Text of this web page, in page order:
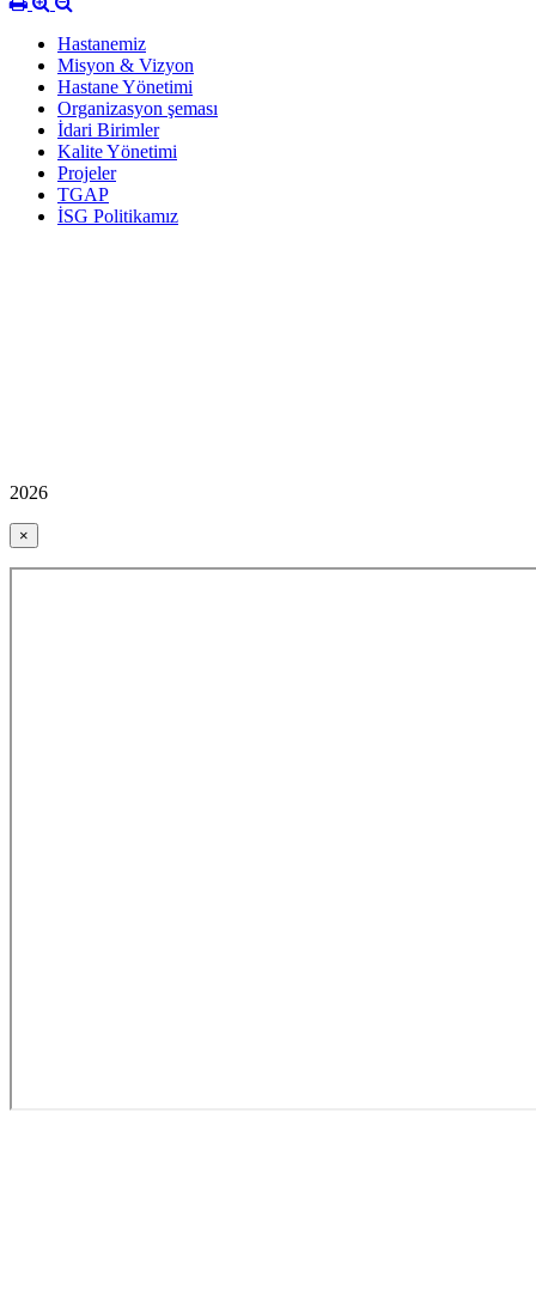
Hastanemiz
Misyon & Vizyon
Hastane Yönetimi
Organizasyon şeması
İdari Birimler
Kalite Yönetimi
Projeler
TGAP
İSG Politikamız
2026
×